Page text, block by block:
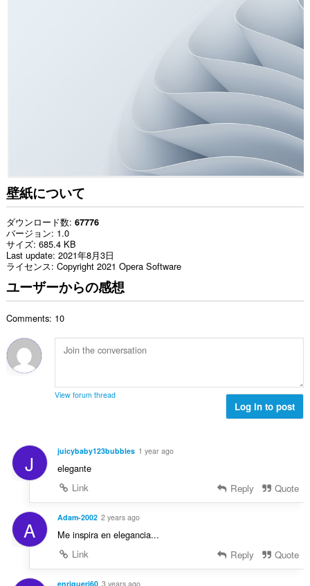
壁紙について
ダウンロード数 67776
バージョン 1.0
サイズ 685.4 KB
Last update 2021年8月3日
ライセンス Copyright 2021 Opera Software
ユーザーからの感想
Comments: 10
View forum thread
Log in to post
J juicybaby123bubbles 1 year ago
elegante
Link
Reply Quote
A Adam-2002 2 years ago
Me inspira en elegancia...
Link
Reply Quote
enriquerj60 3 years ago